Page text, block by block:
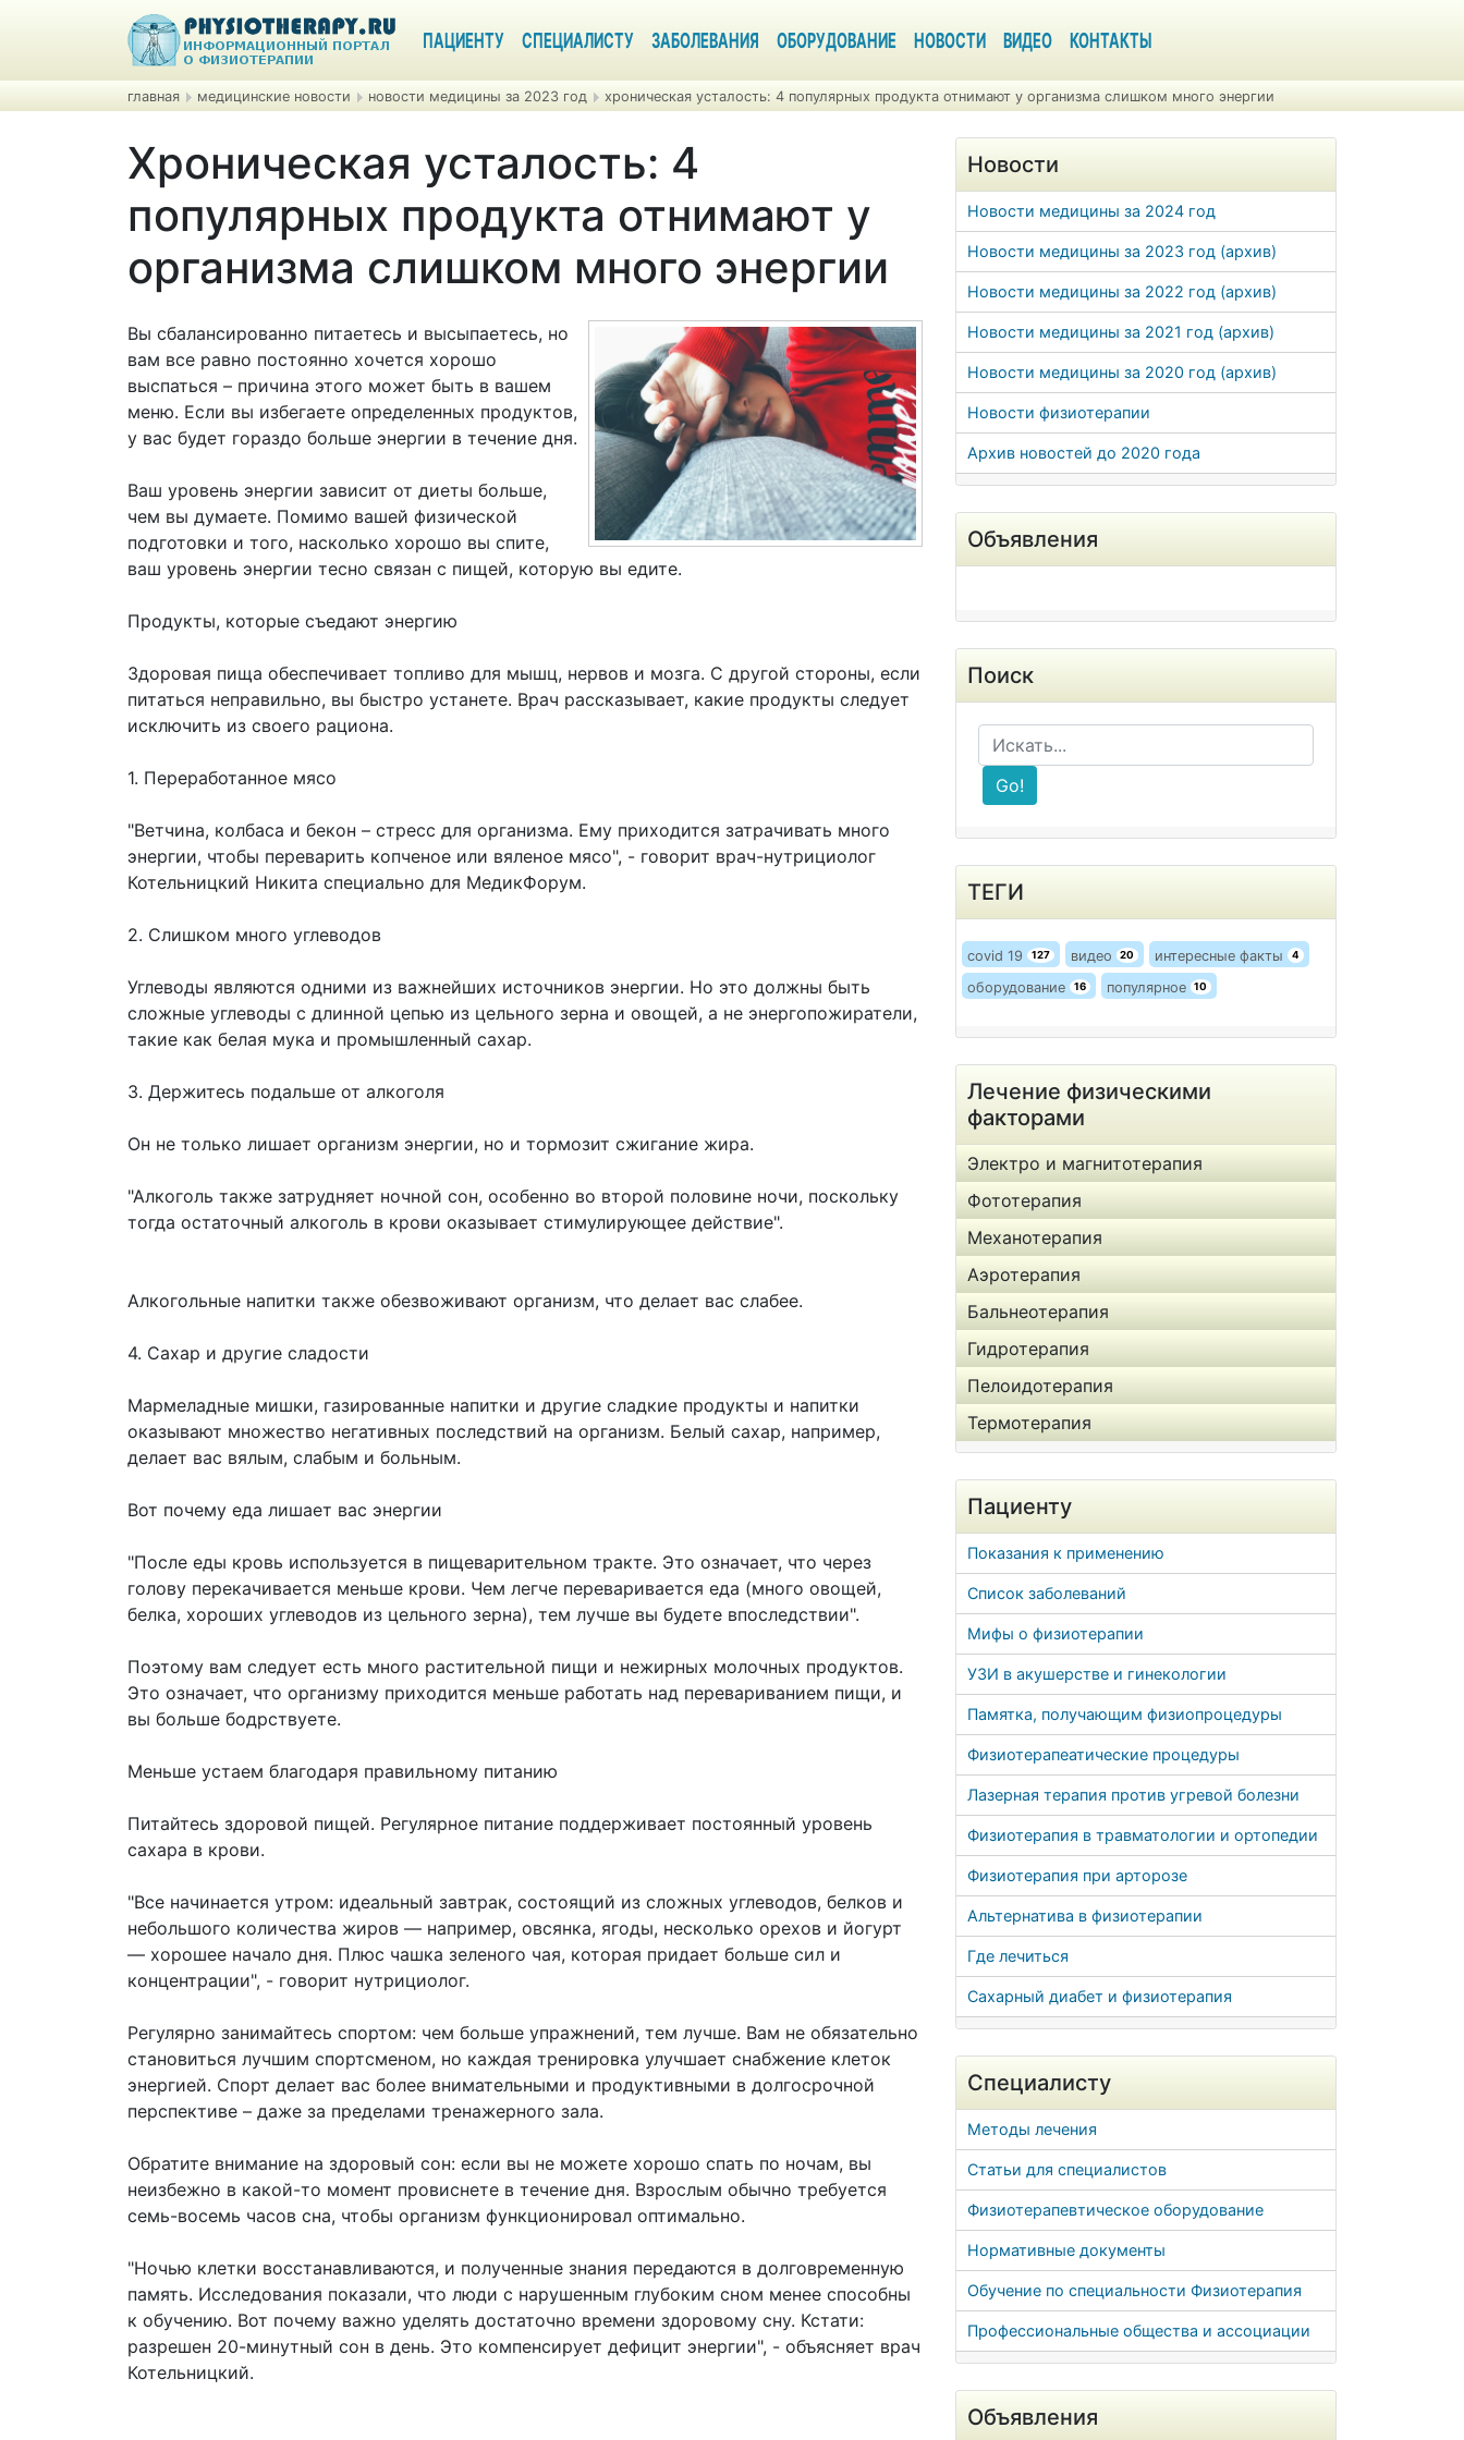
ПАЦИЕНТУ СПЕЦИАЛИСТУ ЗАБОЛЕВАНИЯ ОБОРУДОВАНИЕ НОВОСТИ ВИДЕО КОНТАКТЫ
главная медицинские новости новости медицины за 2023 год хроническая усталость: 4 популярных продукта отнимают у организма слишком много энергии
Хроническая усталость: 4
популярных продукта отнимают у
организма слишком много энергии
Вы сбалансированно питаетесь и высыпаетесь, но
вам все равно постоянно хочется хорошо
выспаться – причина этого может быть в вашем
меню. Если вы избегаете определенных продуктов,
у вас будет гораздо больше энергии в течение дня.
Ваш уровень энергии зависит от диеты больше,
чем вы думаете. Помимо вашей физической
подготовки и того, насколько хорошо вы спите,
ваш уровень энергии тесно связан с пищей, которую вы едите.
Продукты, которые съедают энергию
Здоровая пища обеспечивает топливо для мышц, нервов и мозга. С другой стороны, если
питаться неправильно, вы быстро устанете. Врач рассказывает, какие продукты следует
исключить из своего рациона.
1. Переработанное мясо
"Ветчина, колбаса и бекон – стресс для организма. Ему приходится затрачивать много
энергии, чтобы переварить копченое или вяленое мясо", - говорит врач-нутрициолог
Котельницкий Никита специально для МедикФорум.
2. Слишком много углеводов
Углеводы являются одними из важнейших источников энергии. Но это должны быть
сложные углеводы с длинной цепью из цельного зерна и овощей, а не энергопожиратели,
такие как белая мука и промышленный сахар.
3. Держитесь подальше от алкоголя
Он не только лишает организм энергии, но и тормозит сжигание жира.
"Алкоголь также затрудняет ночной сон, особенно во второй половине ночи, поскольку
тогда остаточный алкоголь в крови оказывает стимулирующее действие".
Алкогольные напитки также обезвоживают организм, что делает вас слабее.
4. Сахар и другие сладости
Мармеладные мишки, газированные напитки и другие сладкие продукты и напитки
оказывают множество негативных последствий на организм. Белый сахар, например,
делает вас вялым, слабым и больным.
Вот почему еда лишает вас энергии
"После еды кровь используется в пищеварительном тракте. Это означает, что через
голову перекачивается меньше крови. Чем легче переваривается еда (много овощей,
белка, хороших углеводов из цельного зерна), тем лучше вы будете впоследствии".
Поэтому вам следует есть много растительной пищи и нежирных молочных продуктов.
Это означает, что организму приходится меньше работать над перевариванием пищи, и
вы больше бодрствуете.
Меньше устаем благодаря правильному питанию
Питайтесь здоровой пищей. Регулярное питание поддерживает постоянный уровень
сахара в крови.
"Все начинается утром: идеальный завтрак, состоящий из сложных углеводов, белков и
небольшого количества жиров — например, овсянка, ягоды, несколько орехов и йогурт
— хорошее начало дня. Плюс чашка зеленого чая, которая придает больше сил и
концентрации", - говорит нутрициолог.
Регулярно занимайтесь спортом: чем больше упражнений, тем лучше. Вам не обязательно
становиться лучшим спортсменом, но каждая тренировка улучшает снабжение клеток
энергией. Спорт делает вас более внимательными и продуктивными в долгосрочной
перспективе – даже за пределами тренажерного зала.
Обратите внимание на здоровый сон: если вы не можете хорошо спать по ночам, вы
неизбежно в какой-то момент провиснете в течение дня. Взрослым обычно требуется
семь-восемь часов сна, чтобы организм функционировал оптимально.
"Ночью клетки восстанавливаются, и полученные знания передаются в долговременную
память. Исследования показали, что люди с нарушенным глубоким сном менее способны
к обучению. Вот почему важно уделять достаточно времени здоровому сну. Кстати:
разрешен 20-минутный сон в день. Это компенсирует дефицит энергии", - объясняет врач
Котельницкий.
Новости
Новости медицины за 2024 год
Новости медицины за 2023 год (архив)
Новости медицины за 2022 год (архив)
Новости медицины за 2021 год (архив)
Новости медицины за 2020 год (архив)
Новости физиотерапии
Архив новостей до 2020 года
Объявления
Поиск
Go!
ТЕГИ
covid 19 127 видео 20 интересные факты 4
оборудование 16 популярное 10
Лечение физическими
факторами
Электро и магнитотерапия
Фототерапия
Механотерапия
Аэротерапия
Бальнеотерапия
Гидротерапия
Пелоидотерапия
Термотерапия
Пациенту
Показания к применению
Список заболеваний
Мифы о физиотерапии
УЗИ в акушерстве и гинекологии
Памятка, получающим физиопроцедуры
Физиотерапеатические процедуры
Лазерная терапия против угревой болезни
Физиотерапия в травматологии и ортопедии
Физиотерапия при арторозе
Альтернатива в физиотерапии
Где лечиться
Сахарный диабет и физиотерапия
Специалисту
Методы лечения
Статьи для специалистов
Физиотерапевтическое оборудование
Нормативные документы
Обучение по специальности Физиотерапия
Профессиональные общества и ассоциации
Объявления